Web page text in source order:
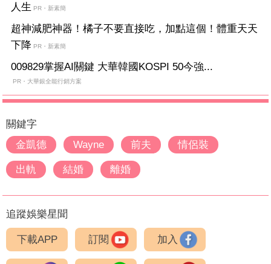
人生 PR・新素簡
超神減肥神器！橘子不要直接吃，加點這個！體重天天
下降 PR・新素簡
009829掌握AI關鍵 大華韓國KOSPI 50今強...
PR・大華銀全能行銷方案
關鍵字
金凱德
Wayne 前夫 情侶裝
出軌 結婚 離婚
追蹤娛樂星聞
下載APP 訂閱 加入